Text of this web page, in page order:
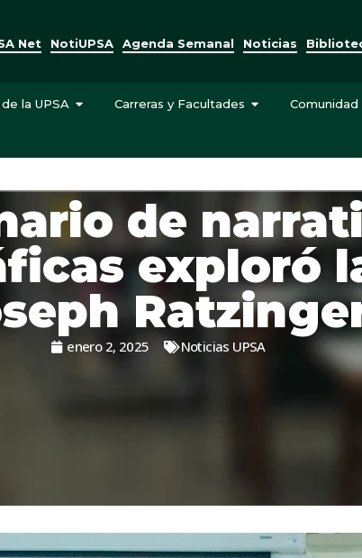
Net NotiUPSA Agenda Semanal Noticias
la UPSA Carreras y Facultades Comunidad
de
exploró
enero 2, 2025 Noticias UPSA